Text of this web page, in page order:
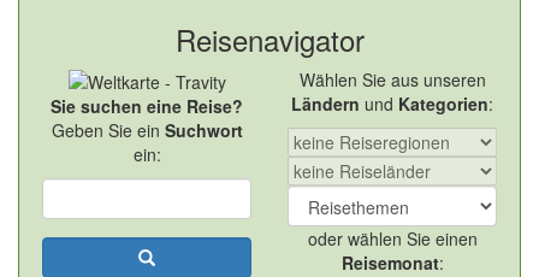
Reisenavigator
Sie suchen eine Reise?
Geben Sie ein Suchwort
ein:
Wählen Sie aus unseren
Ländern und Kategorien:
oder wählen Sie einen
Reisemonat: